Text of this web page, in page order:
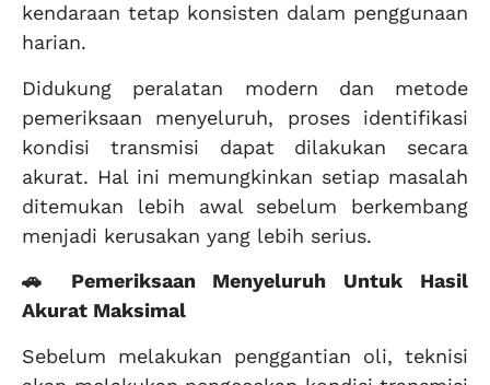
kendaraan tetap konsisten dalam penggunaan
harian.
Didukung peralatan modern dan metode
pemeriksaan menyeluruh, proses identifikasi
kondisi transmisi dapat dilakukan secara
akurat. Hal ini memungkinkan setiap masalah
ditemukan lebih awal sebelum berkembang
menjadi kerusakan yang lebih serius.
🚗 Pemeriksaan Menyeluruh Untuk Hasil
Akurat Maksimal
Sebelum melakukan penggantian oli, teknisi